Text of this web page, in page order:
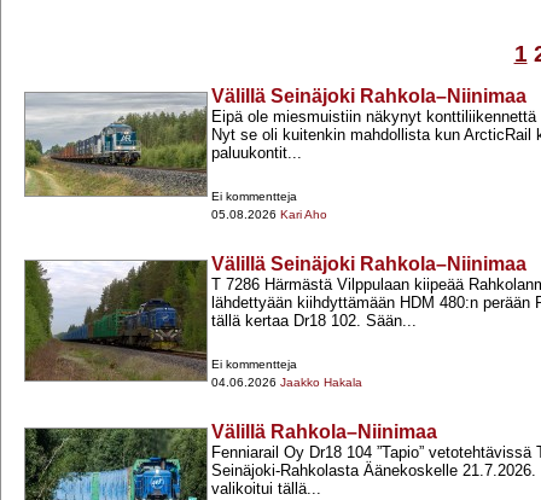
1
Välillä Seinäjoki Rahkola–Niinimaa
Eipä ole miesmuistiin näkynyt konttiliikennettä
Nyt se oli kuitenkin mahdollista kun ArcticRail
paluukontit...
Ei kommentteja
05.08.2026 Kari Aho
Välillä Seinäjoki Rahkola–Niinimaa
T 7286 Härmästä Vilppulaan kiipeää
lähdettyään kiihdyttämään HDM 480:n perään
tällä kertaa Dr18 102. Sään...
Ei kommentteja
04.06.2026 Jaakko Hakala
Välillä Rahkola–Niinimaa
Fenniarail Oy Dr18 104 ”Tapio” vetotehtävissä
Seinäjoki-​Rahkolasta Äänekoskelle
valikoitui tällä...